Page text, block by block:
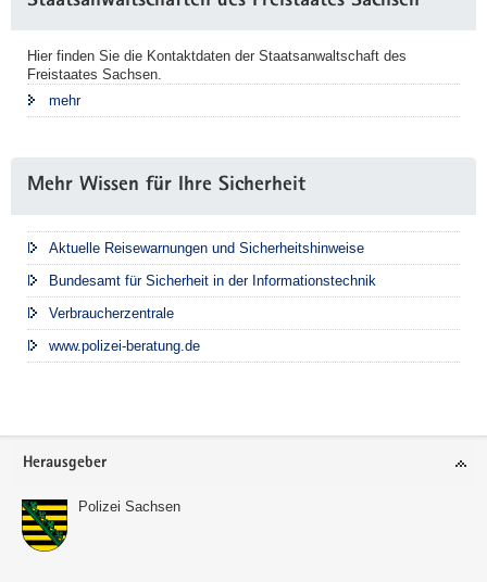
Hier finden Sie die Kontaktdaten der Staatsanwaltschaft des
Freistaates Sachsen.
mehr
Mehr Wissen für Ihre Sicherheit
Aktuelle Reisewarnungen und Sicherheitshinweise
Bundesamt für Sicherheit in der Informationstechnik
Verbraucherzentrale
www.polizei-beratung.de
Footer-
Herausgeber
Polizei Sachsen